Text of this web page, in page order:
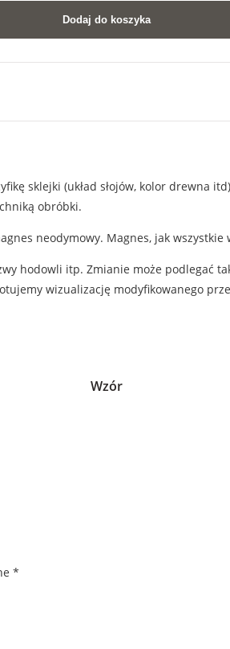
Dodaj do koszyka
sklejki (układ słojów, kolor drewna
obróbki.
neodymowy. Magnes, jak
hodowli itp. Zmianie może podlegać
wizualizację modyfikowanego
Wzór
*